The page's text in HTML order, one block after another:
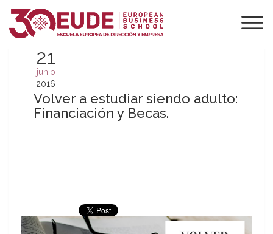
21
junio
2016
Volver a estudiar siendo adulto:
Financiación y Becas.